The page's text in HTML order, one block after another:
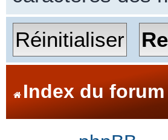
Index du forum